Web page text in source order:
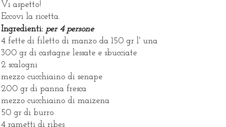
Vi aspetto!
Eccovi la ricetta.
Ingredienti: per 4 persone
4 fette di filetto di manzo da 150 gr l' una
300 gr di castagne lessate e sbucciate
2 scalogni
mezzo cucchiaino di senape
200 gr di panna fresca
mezzo cucchiaino di maizena
50 gr di burro
4 rametti di ribes